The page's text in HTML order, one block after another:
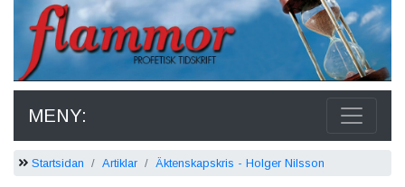
MENY:
Startsidan Artiklar Äktenskapskris - Holger Nilsson